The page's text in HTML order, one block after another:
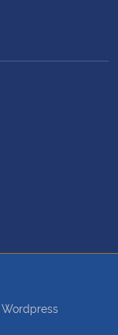
Wordpress